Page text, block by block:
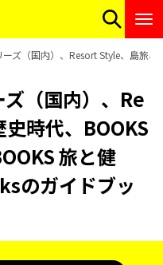
ズ（国内）、Resort Style、島旅
（国内）、Re
時代、BOOKS
旅と健
のガイドブッ